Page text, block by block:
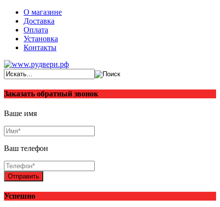
О магазине
Доставка
Оплата
Установка
Контакты
Заказать обратный звонок
Ваше имя
Ваш телефон
Отправить
Успешно